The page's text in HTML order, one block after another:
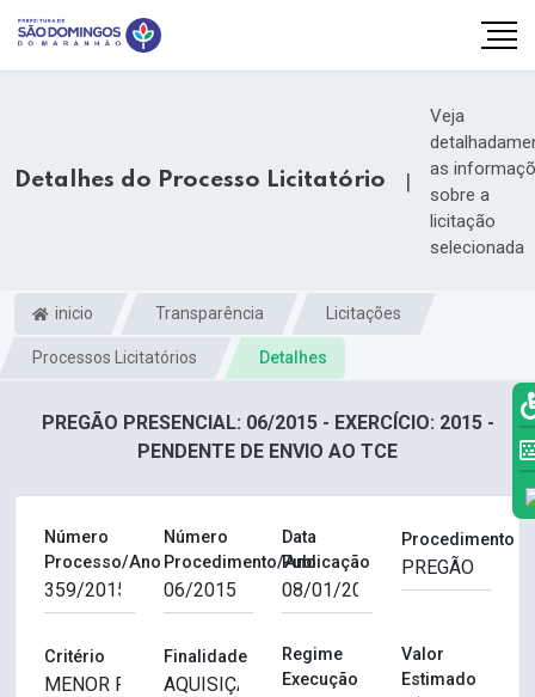
Detalhes do Processo Licitatório |
Veja
as
sobre a
licitação
selecionada
inicio Transparência Licitações
Processos Licitatórios Detalhes
PREGÃO PRESENCIAL: 06/2015 - EXERCÍCIO: 2015 -
PENDENTE DE ENVIO AO TCE
Número
Processo/Ano
Número
Procedimento/Ano
Data
Publicação
Procedimento
Critério Finalidade
Regime
Execução
Valor
Estimado